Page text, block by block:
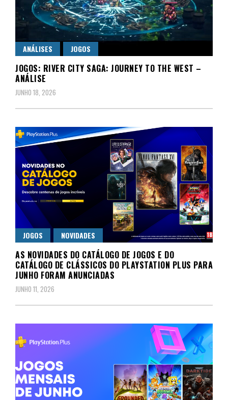
ANÁLISES JOGOS
JOGOS: RIVER CITY SAGA: JOURNEY TO THE WEST –
ANÁLISE
JUNHO 18, 2026
JOGOS NOVIDADES
AS NOVIDADES DO CATÁLOGO DE JOGOS E DO
CATÁLOGO DE CLÁSSICOS DO PLAYSTATION PLUS PARA
JUNHO FORAM ANUNCIADAS
JUNHO 11, 2026